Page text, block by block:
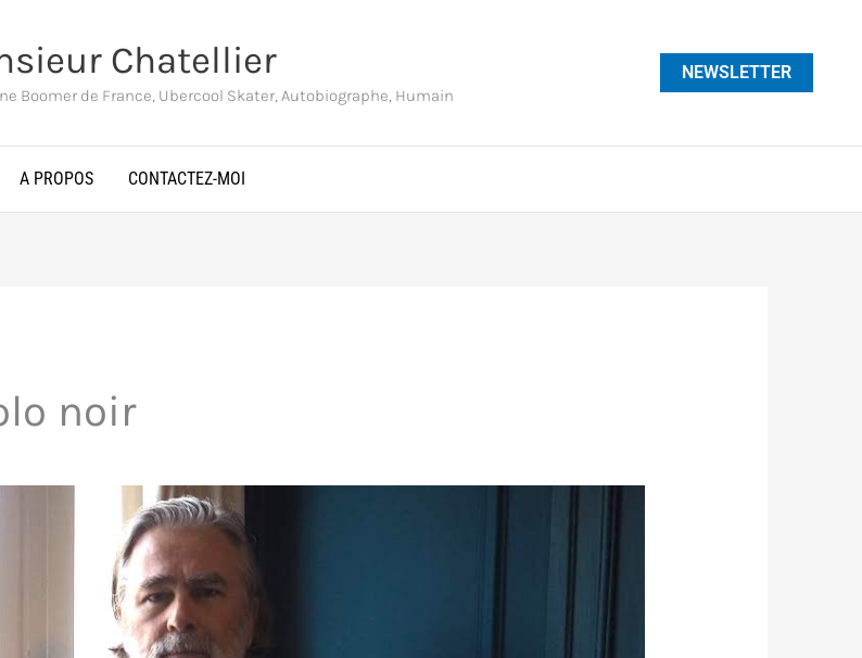
Chatellier
Boomer de France, Ubercool Skater, Autobiographe, Humain
NEWSLETTER
A PROPOS CONTACTEZ-MOI
noir